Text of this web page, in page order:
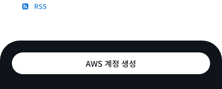
RSS
AWS 계정 생성